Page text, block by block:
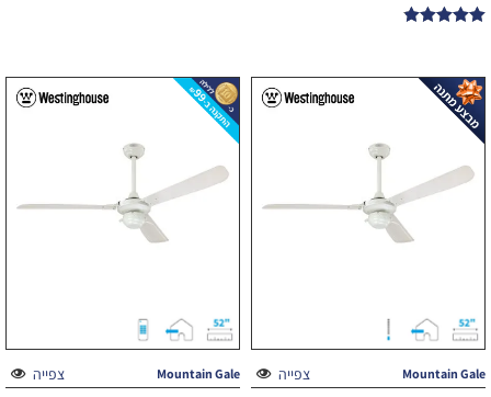
צפייה Mountain Gale צפייה Mountain Gale